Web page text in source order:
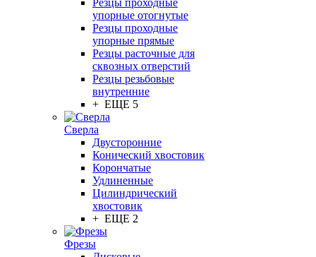
Резцы проходные
упорные отогнутые
Резцы проходные
упорные прямые
Резцы расточные для
сквозных отверстий
Резцы резьбовые
внутренние
+ ЕЩЕ 5
Сверла
Двусторонние
Конический хвостовик
Корончатые
Удлиненные
Цилиндрический
хвостовик
+ ЕЩЕ 2
Фрезы